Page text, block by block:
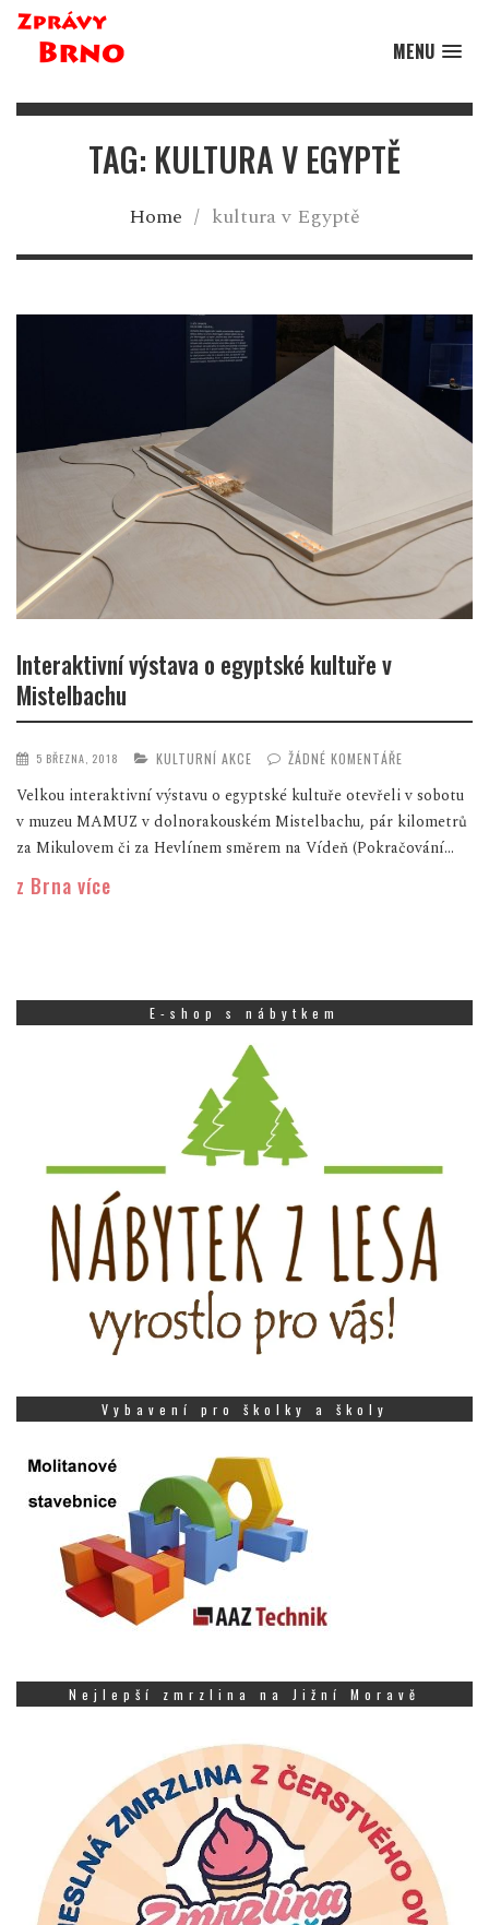
MENU
TAG: KULTURA V EGYPTĚ
Home / kultura v Egyptě
Interaktivní výstava o egyptské kultuře v
Mistelbachu
5 BŘEZNA, 2018 KULTURNÍ AKCE ŽÁDNÉ KOMENTÁŘE
Velkou interaktivní výstavu o egyptské kultuře otevřeli v sobotu
v muzeu MAMUZ v dolnorakouském Mistelbachu, pár kilometrů
za Mikulovem či za Hevlínem směrem na Vídeň (Pokračování...
z Brna více
E-shop s nábytkem
Vybavení pro školky a školy
Nejlepší zmrzlina na Jižní Moravě